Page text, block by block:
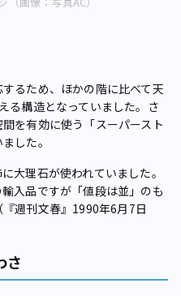
るため、ほかの階に比べて天
る構造となっていました。さ
を有効に使う「スーパースト
した。
大理石が使われていました。
入品ですが「値段は並」のも
週刊文春』1990年6月7日
さ